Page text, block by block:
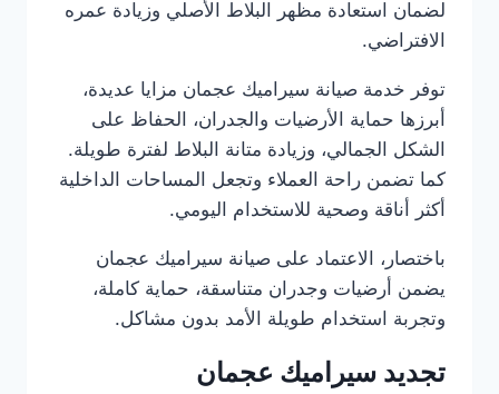
لضمان استعادة مظهر البلاط الأصلي وزيادة عمره
الافتراضي.
توفر خدمة صيانة سيراميك عجمان مزايا عديدة،
أبرزها حماية الأرضيات والجدران، الحفاظ على
الشكل الجمالي، وزيادة متانة البلاط لفترة طويلة.
كما تضمن راحة العملاء وتجعل المساحات الداخلية
أكثر أناقة وصحية للاستخدام اليومي.
باختصار، الاعتماد على صيانة سيراميك عجمان
يضمن أرضيات وجدران متناسقة، حماية كاملة،
وتجربة استخدام طويلة الأمد بدون مشاكل.
تجديد سيراميك عجمان